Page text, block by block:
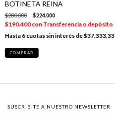
BOTINETA REINA
$280.000 $224.000
$190.400conTransferencia o depósito
6cuotas sin interés de$37.333,33
COMPRAR
SUSCRIBITE A NUESTRO NEWSLETTER